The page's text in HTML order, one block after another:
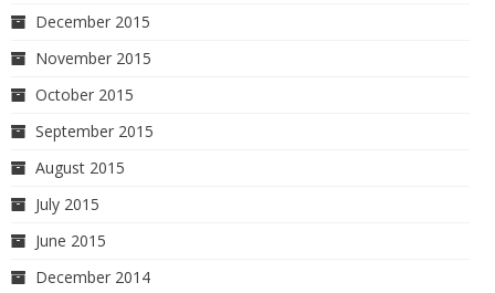
December 2015
November 2015
October 2015
September 2015
August 2015
July 2015
June 2015
December 2014